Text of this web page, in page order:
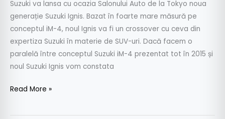
Suzuki va lansa cu ocazia Salonului Auto de la Tokyo noua
generație Suzuki Ignis. Bazat în foarte mare măsură pe
conceptul iM-4, noul Ignis va fi un crossover cu ceva din
expertiza Suzuki în materie de SUV-uri. Dacă facem o
paralelă între conceptul Suzuki iM-4 prezentat tot în 2015 și
noul Suzuki Ignis vom constata
Read More »